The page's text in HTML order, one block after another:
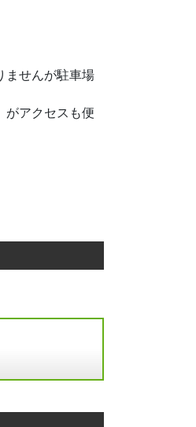
ませんが駐車場
がアクセスも便